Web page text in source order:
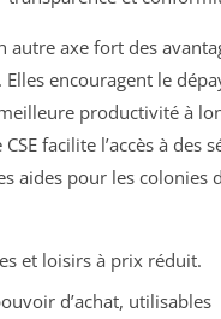
autre axe fort des
encouragent le
productivité à
facilite l’accès à des
aides pour les colonies
et loisirs à prix réduit.
d’achat, utilisables